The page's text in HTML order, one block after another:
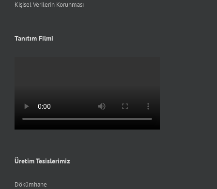
Kişisel Verilerin Korunması
Tanıtım Filmi
Üretim Tesislerimiz
Dökümhane